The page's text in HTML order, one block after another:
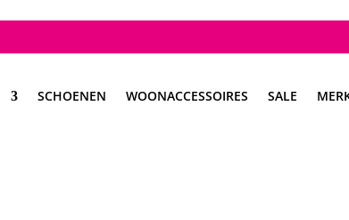
SCHOENEN WOONACCESSOIRES SALE